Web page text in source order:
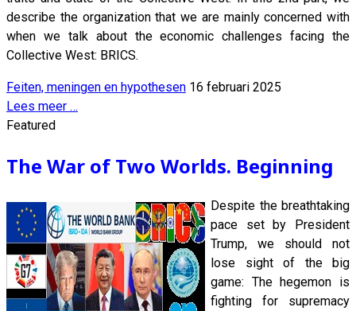
describe the organization that we are mainly concerned with
when we talk about the economic challenges facing the
Collective West: BRICS.
Feiten, meningen en hypothesen 16 februari 2025
Lees meer …
Featured
The War of Two Worlds. Beginning
Despite the breathtaking
pace set by President
Trump, we should not
lose sight of the big
game: The hegemon is
fighting for supremacy